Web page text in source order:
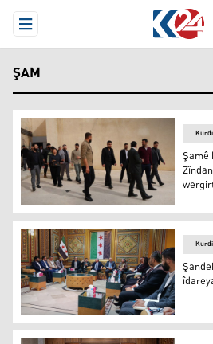
Open Menu
ŞAM
Şamê bi fermî Koşka Dadê û
Şamê
Şandeke Şamê ji bo wergirtina